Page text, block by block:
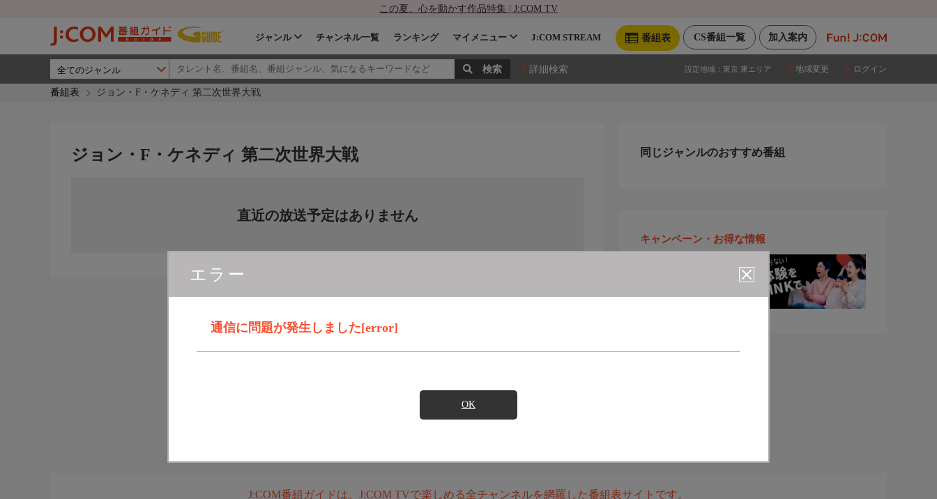
この夏、心を動かす作品特集 | J:COM TV
加入案内
CS番組一覧
番組表
ジャンル チャンネル一覧 ランキング マイメニュー J:COM STREAM
詳細検索 設定地域： 東京 東エリア 地域変更 ログイン
番組表 ジョン・F・ケネディ 第二次世界大戦
エラー
通信に問題が発生しました[error]
OK
ジョン・F・ケネディ 第二次世界大戦
直近の放送予定はありません
同じジャンルのおすすめ番組
キャンペーン・お得な情報
J:COM番組ガイドは、J:COM TVで楽しめる全チャンネルを網羅した番組表サイトです。